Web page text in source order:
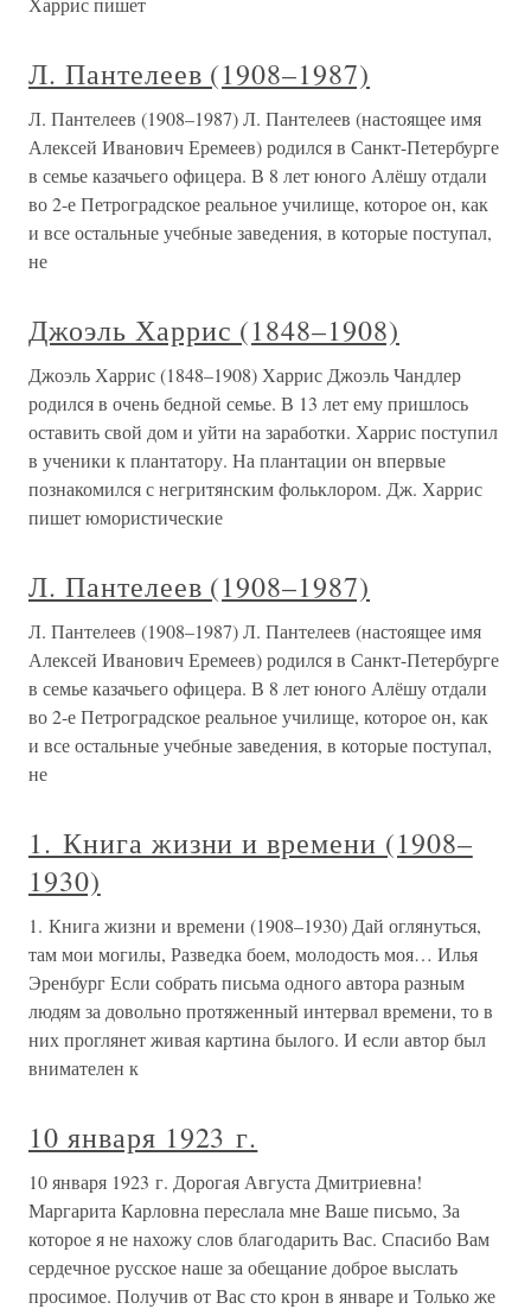
Л. Пантелеев (1908–1987)
Л. Пантелеев (1908–1987) Л. Пантелеев (настоящее имя
Алексей Иванович Еремеев) родился в Санкт-Петербурге
в семье казачьего офицера. В 8 лет юного Алёшу отдали
во 2-е Петроградское реальное училище, которое он, как
и все остальные учебные заведения, в которые поступал,
не
Джоэль Харрис (1848–1908)
Джоэль Харрис (1848–1908) Харрис Джоэль Чандлер
родился в очень бедной семье. В 13 лет ему пришлось
оставить свой дом и уйти на заработки. Харрис поступил
в ученики к плантатору. На плантации он впервые
познакомился с негритянским фольклором. Дж. Харрис
пишет юмористические
Л. Пантелеев (1908–1987)
Л. Пантелеев (1908–1987) Л. Пантелеев (настоящее имя
Алексей Иванович Еремеев) родился в Санкт-Петербурге
в семье казачьего офицера. В 8 лет юного Алёшу отдали
во 2-е Петроградское реальное училище, которое он, как
и все остальные учебные заведения, в которые поступал,
не
1. Книга жизни и времени (1908–
1930)
1. Книга жизни и времени (1908–1930) Дай оглянуться,
там мои могилы, Разведка боем, молодость моя… Илья
Эренбург Если собрать письма одного автора разным
людям за довольно протяженный интервал времени, то в
них проглянет живая картина былого. И если автор был
внимателен к
10 января 1923 г.
10 января 1923 г. Дорогая Августа Дмитриевна!
Маргарита Карловна переслала мне Ваше письмо, За
которое я не нахожу слов благодарить Вас. Спасибо Вам
сердечное русское наше за обещание доброе выслать
просимое. Получив от Вас сто крон в январе и Только же